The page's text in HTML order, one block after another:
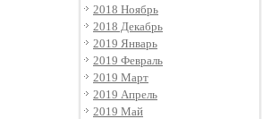
2018 Ноябрь
2018 Декабрь
2019 Январь
2019 Февраль
2019 Март
2019 Апрель
2019 Май